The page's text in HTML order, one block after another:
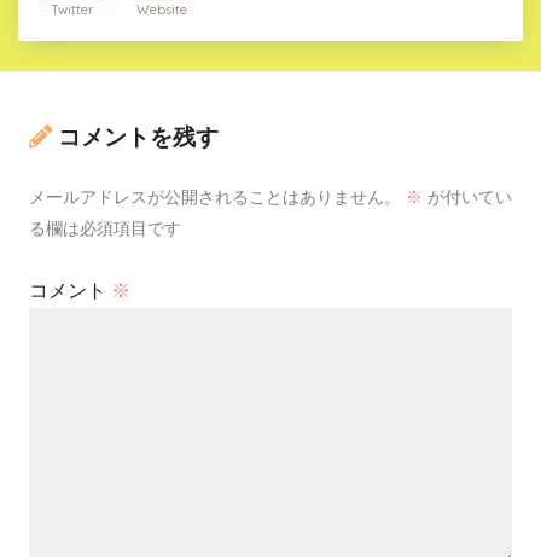
Twitter Website
コメントを残す
メールアドレスが公開されることはありません。 ※ が付いてい
る欄は必須項目です
コメント ※